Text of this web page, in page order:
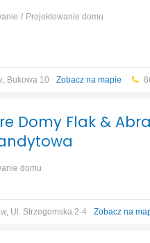
Projektowanie domu
Bukowa 10 Zobacz na mapie
Domy Flak &
domu
Ul. Strzegomska 2-4 Zobacz na